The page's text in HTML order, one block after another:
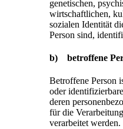
genetischen,
wirtschaftlichen,
sozialen Identität
Person sind,
b) betroffene
Betroffene Person
oder
deren
für die
verarbeitet werden.